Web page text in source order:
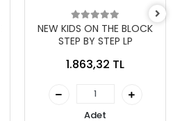
NEW KIDS ON THE BLOCK
STEP BY STEP LP
1.863,32 TL
Adet